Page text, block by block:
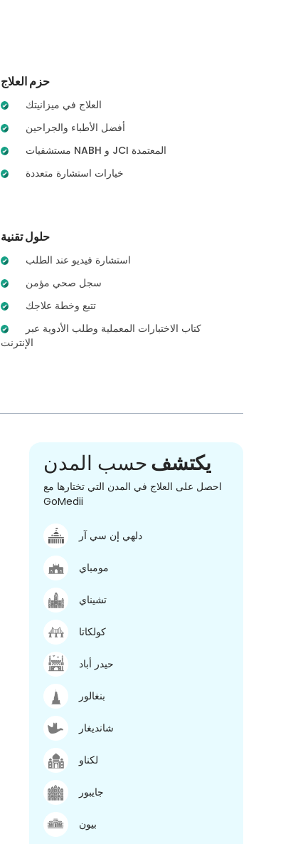
حزم العلاج
العلاج في ميزانيتك
أفضل الأطباء والجراحين
مستشفيات NABH و JCI المعتمدة
خيارات استشارة متعددة
حلول تقنية
استشارة فيديو عند الطلب
سجل صحي مؤمن
تتبع وخطة علاجك
الإنترنت
يكتشفحسب المدن
احصل على العلاج في المدن التي تختارها مع
GoMedii
دلهي إن سي آر
مومباي
تشيناي
كولكاتا
حيدر أباد
بنغالور
شانديغار
لكناو
جايبور
بيون